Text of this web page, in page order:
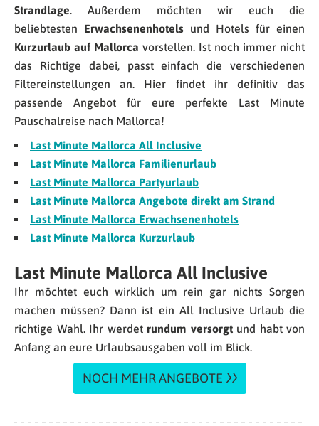
Strandlage. Außerdem möchten wir euch die
beliebtesten Erwachsenenhotels und Hotels für einen
Kurzurlaub auf Mallorca vorstellen. Ist noch immer nicht
das Richtige dabei, passt einfach die verschiedenen
Filtereinstellungen an. Hier findet ihr definitiv das
passende Angebot für eure perfekte Last Minute
Pauschalreise nach Mallorca!
Last Minute Mallorca All Inclusive
Last Minute Mallorca Familienurlaub
Last Minute Mallorca Partyurlaub
Last Minute Mallorca Angebote direkt am Strand
Last Minute Mallorca Erwachsenenhotels
Last Minute Mallorca Kurzurlaub
Last Minute Mallorca All Inclusive
Ihr möchtet euch wirklich um rein gar nichts Sorgen
machen müssen? Dann ist ein All Inclusive Urlaub die
richtige Wahl. Ihr werdet rundum versorgtund habt von
Anfang an eure Urlaubsausgaben voll im Blick.
NOCH MEHR ANGEBOTE